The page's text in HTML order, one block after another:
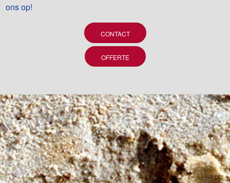
ons op!
CONTACT
OFFERTE